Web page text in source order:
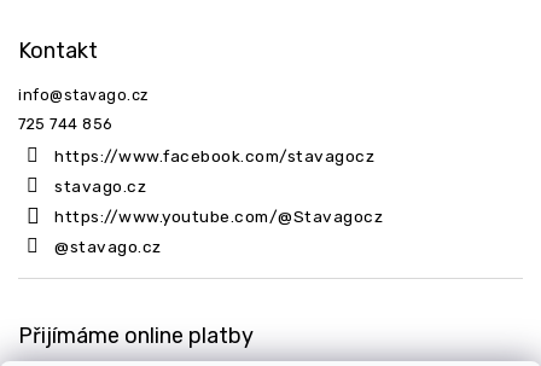
Kontakt
info@stavago.cz
725 744 856
https://www.facebook.com/stavagocz
stavago.cz
https://www.youtube.com/@Stavagocz
@stavago.cz
Přijímáme online platby